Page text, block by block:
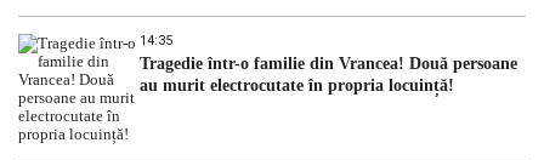
14:35
Tragedie într-o familie din Vrancea! Două persoane
au murit electrocutate în propria locuință!